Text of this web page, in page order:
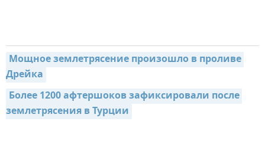
Мощное землетрясение произошло в проливе
Дрейка
Более 1200 афтершоков зафиксировали после
землетрясения в Турции